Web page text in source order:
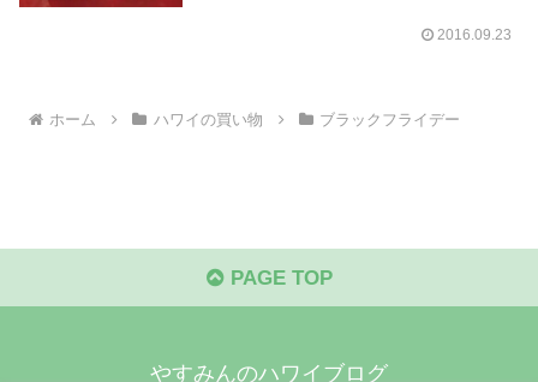
2016.09.23
ホーム ハワイの買い物 ブラックフライデー
PAGE TOP
やすみんのハワイブログ